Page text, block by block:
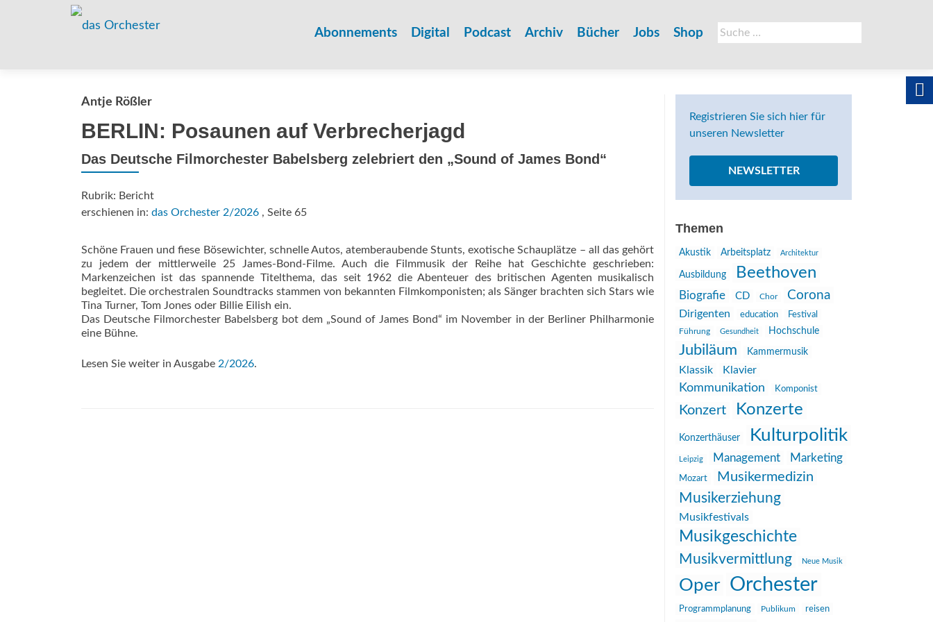
Suche
nach:
Abonnements Digital Podcast Archiv Bücher Jobs Shop
Antje Rößler
BERLIN: Posaunen auf Verbrecherjagd
Das Deutsche Filmorchester Babelsberg zelebriert den „Sound of James Bond“
Rubrik: Bericht
erschienen in: das Orchester 2/2026 , Seite 65
Schöne Frauen und fiese Bösewichter, schnelle Autos, atemberaubende Stunts, exotische Schauplätze – all das gehört
zu jedem der mittlerweile 25 James-Bond-Filme. Auch die Filmmusik der Reihe hat Geschichte geschrieben:
Markenzeichen ist das spannende Titelthema, das seit 1962 die Abenteuer des britischen Agenten musikalisch
begleitet. Die orchestralen Soundtracks stammen von bekannten Filmkomponisten; als Sänger brachten sich Stars wie
Tina Turner, Tom Jones oder Billie Eilish ein.
Das Deutsche Filmorchester Babelsberg bot dem „Sound of James Bond“ im November in der Berliner Philharmonie
eine Bühne.
Lesen Sie weiter in Ausgabe 2/2026.
Registrieren Sie sich hier für
unseren Newsletter
NEWSLETTER
Themen
Akustik Arbeitsplatz Architektur
Ausbildung Beethoven
Biografie CD Chor Corona
Dirigenten education
Festival
Führung
Gesundheit Hochschule
Jubiläum Kammermusik
Klassik Klavier
Kommunikation Komponist
Konzert Konzerte
Konzerthäuser Kulturpolitik
Leipzig Management Marketing
Mozart Musikermedizin
Musikerziehung
Musikfestivals
Musikgeschichte
Musikvermittlung Neue Musik
Oper Orchester
Programmplanung Publikum reisen